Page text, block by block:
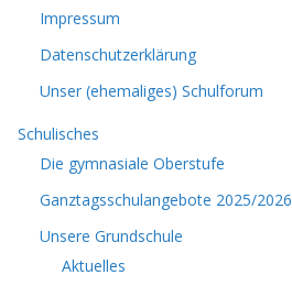
Impressum
Datenschutzerklärung
Unser (ehemaliges) Schulforum
Schulisches
Die gymnasiale Oberstufe
Ganztagsschulangebote 2025/2026
Unsere Grundschule
Aktuelles